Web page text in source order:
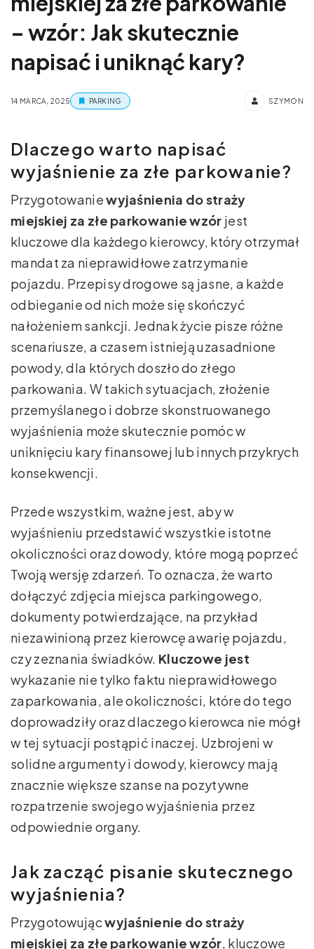
– wzór: Jak skutecznie
napisać i uniknąć kary?
14 MARCA, 2025 PARKING SZYMON
Dlaczego warto napisać
wyjaśnienie za złe parkowanie?
Przygotowaniewyjaśnienia do straży
miejskiej za złe parkowanie wzór jest
kluczowe dla każdego kierowcy, który otrzymał
mandat za nieprawidłowe zatrzymanie
pojazdu. Przepisy drogowe są jasne, a każde
odbieganie od nich może się skończyć
nałożeniem sankcji. Jednak życie pisze różne
scenariusze, a czasem istnieją uzasadnione
powody, dla których doszło do złego
parkowania. W takich sytuacjach, złożenie
przemyślanego i dobrze skonstruowanego
wyjaśnienia może skutecznie pomóc w
uniknięciu kary finansowej lub innych przykrych
konsekwencji.
Przede wszystkim, ważne jest, aby w
wyjaśnieniu przedstawić wszystkie istotne
okoliczności oraz dowody, które mogą poprzeć
Twoją wersję zdarzeń. To oznacza, że warto
dołączyć zdjęcia miejsca parkingowego,
dokumenty potwierdzające, na przykład
niezawinioną przez kierowcę awarię pojazdu,
czy zeznania świadków. Kluczowe jest
wykazanie nie tylko faktu nieprawidłowego
zaparkowania, ale okoliczności, które do tego
doprowadziły oraz dlaczego kierowca nie mógł
w tej sytuacji postąpić inaczej. Uzbrojeni w
solidne argumenty i dowody, kierowcy mają
znacznie większe szanse na pozytywne
rozpatrzenie swojego wyjaśnienia przez
odpowiednie organy.
Jak zacząć pisanie skutecznego
wyjaśnienia?
Przygotowującwyjaśnienie do straży
miejskiej za złe parkowanie wzór, kluczowe